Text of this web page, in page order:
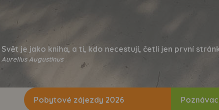
Svět je jako kniha, a ti, kdo necestují, četli jen první
Aurelius Augustinus
Pobytové zájezdy 2026